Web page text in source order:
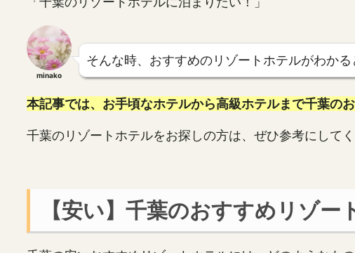
minako
そんな時、おすすめのリゾートホテルがわかる
本記事では、お手頃なホテルから高級ホテルまで千葉の
千葉のリゾートホテルをお探しの方は、ぜひ参考にしてく
【安い】千葉のおすすめリゾー